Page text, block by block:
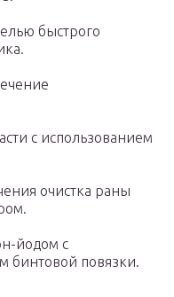
быстрого
с использованием
очистка раны
йодом с
бинтовой повязки.